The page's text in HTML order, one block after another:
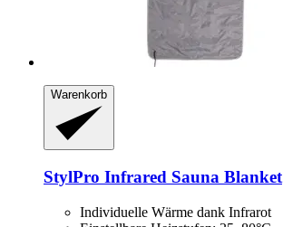
Warenkorb
StylPro Infrared Sauna Blanket
Individuelle Wärme dank Infrarot